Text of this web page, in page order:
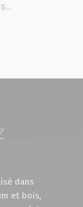
dans
et bois,